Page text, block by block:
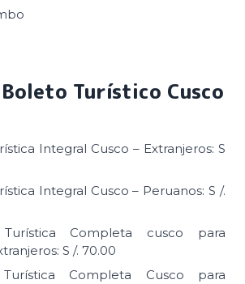
Boleto Turístico Cusco
Integral Cusco – Extranjeros: S
Integral Cusco – Peruanos: S /.
Turística Completa cusco para
S /. 70.00
Completa Cusco para